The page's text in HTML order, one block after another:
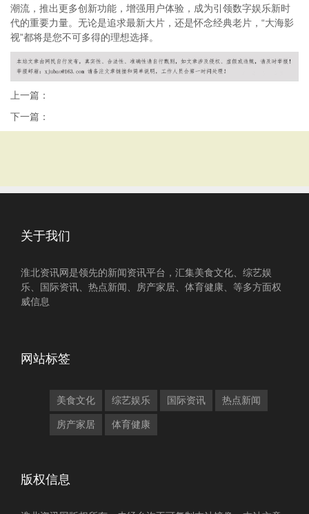
潮流，推出更多创新功能，增强用户体验，成为引领数字娱乐新时
代的重要力量。无论是追求最新大片，还是怀念经典老片，“大海影
视”都将是您不可多得的理想选择。
上一篇：
下一篇：
关于我们
淮北资讯网是领先的新闻资讯平台，汇集美食文化、综艺娱
乐、国际资讯、热点新闻、房产家居、体育健康、等多方面权
威信息
网站标签
美食文化 综艺娱乐 国际资讯 热点新闻
房产家居 体育健康
版权信息